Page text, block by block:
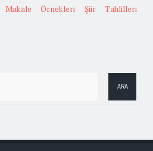
Makale Örnekleri Şiir Tahlilleri